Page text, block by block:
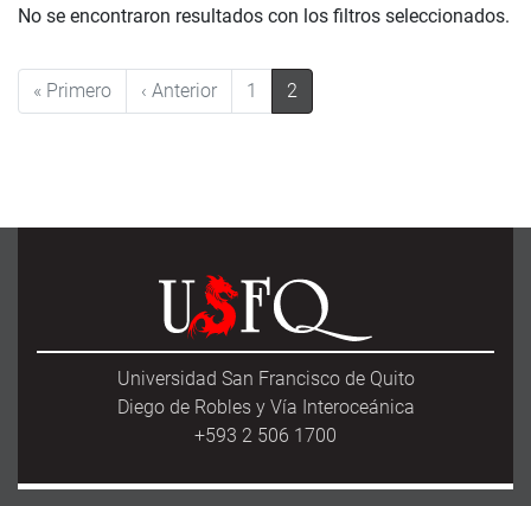
No se encontraron resultados con los filtros seleccionados.
Pagination
« PrimeroFirst page
‹ AnteriorPrevious page
1 2
Universidad San Francisco de Quito
Diego de Robles y Vía Interoceánica
+593 2 506 1700